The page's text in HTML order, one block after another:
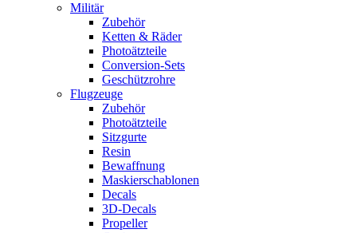
Militär
Zubehör
Ketten & Räder
Photoätzteile
Conversion-Sets
Geschützrohre
Flugzeuge
Zubehör
Photoätzteile
Sitzgurte
Resin
Bewaffnung
Maskierschablonen
Decals
3D-Decals
Propeller